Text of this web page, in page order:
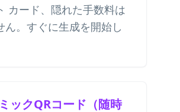
カード、隠れた手数料は
ん。すぐに生成を開始し
ックQRコード（随時